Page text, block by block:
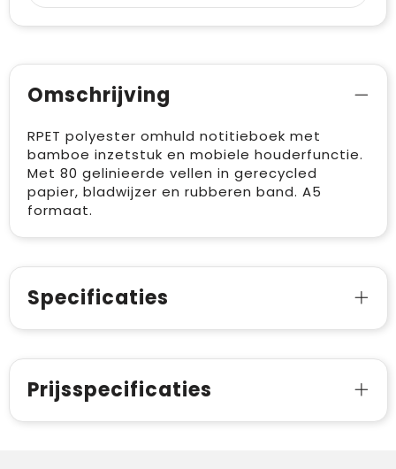
Omschrijving
RPET polyester omhuld notitieboek met
bamboe inzetstuk en mobiele houderfunctie.
Met 80 gelinieerde vellen in gerecycled
papier, bladwijzer en rubberen band. A5
formaat.
Specificaties
Prijsspecificaties